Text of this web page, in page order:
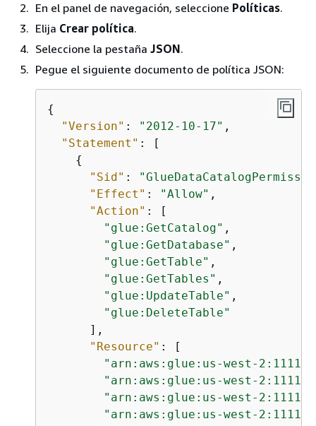
En el panel de navegación, seleccione Políticas.
Elija Crear política.
Seleccione la pestaña JSON.
Pegue el siguiente documento de política JSON:
{
"Version" : "2012-10-17" ,
"Statement" : [
{
"Sid" :
"Effect" : "Allow" ,
"Action" : [
"glue:GetCatalog" ,
"glue:GetDatabase" ,
"glue:GetTable" ,
"glue:GetTables" ,
"glue:UpdateTable" ,
"glue:DeleteTable"
      ],
"Resource" : [
"arn:aws:glue:us-west-
"arn:aws:glue:us-west-
"arn:aws:glue:us-west-
"arn:aws:glue:us-west-